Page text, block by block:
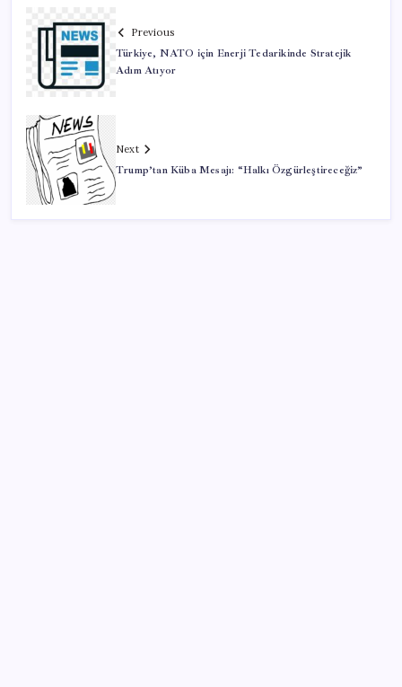
Previous
Türkiye, NATO için Enerji Tedarikinde Stratejik
Adım Atıyor
Next
Trump’tan Küba Mesajı: “Halkı Özgürleştireceğiz”